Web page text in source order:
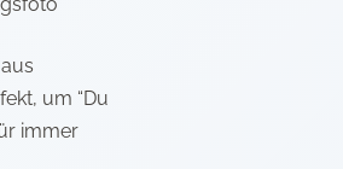
um “Du
immer